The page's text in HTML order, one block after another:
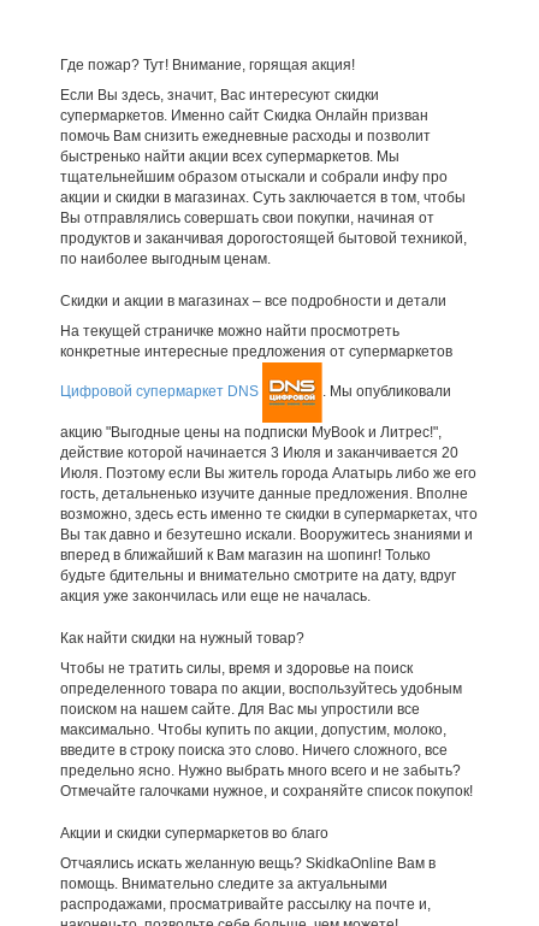
Где пожар? Тут! Внимание, горящая акция!
Если Вы здесь, значит, Вас интересуют скидки
супермаркетов. Именно сайт Скидка Онлайн призван
помочь Вам снизить ежедневные расходы и позволит
быстренько найти акции всех супермаркетов. Мы
тщательнейшим образом отыскали и собрали инфу про
акции и скидки в магазинах. Суть заключается в том, чтобы
Вы отправлялись совершать свои покупки, начиная от
продуктов и заканчивая дорогостоящей бытовой техникой,
по наиболее выгодным ценам.
Скидки и акции в магазинах – все подробности и детали
На текущей страничке можно найти просмотреть
конкретные интересные предложения от супермаркетов
Цифровой супермаркет DNS . Мы опубликовали
акцию "Выгодные цены на подписки MyBook и Литрес!",
действие которой начинается 3 Июля и заканчивается 20
Июля. Поэтому если Вы житель города Алатырь либо же его
гость, детальненько изучите данные предложения. Вполне
возможно, здесь есть именно те скидки в супермаркетах, что
Вы так давно и безутешно искали. Вооружитесь знаниями и
вперед в ближайший к Вам магазин на шопинг! Только
будьте бдительны и внимательно смотрите на дату, вдруг
акция уже закончилась или еще не началась.
Как найти скидки на нужный товар?
Чтобы не тратить силы, время и здоровье на поиск
определенного товара по акции, воспользуйтесь удобным
поиском на нашем сайте. Для Вас мы упростили все
максимально. Чтобы купить по акции, допустим, молоко,
введите в строку поиска это слово. Ничего сложного, все
предельно ясно. Нужно выбрать много всего и не забыть?
Отмечайте галочками нужное, и сохраняйте список покупок!
Акции и скидки супермаркетов во благо
Отчаялись искать желанную вещь? SkidkaOnline Вам в
помощь. Внимательно следите за актуальными
распродажами, просматривайте рассылку на почте и,